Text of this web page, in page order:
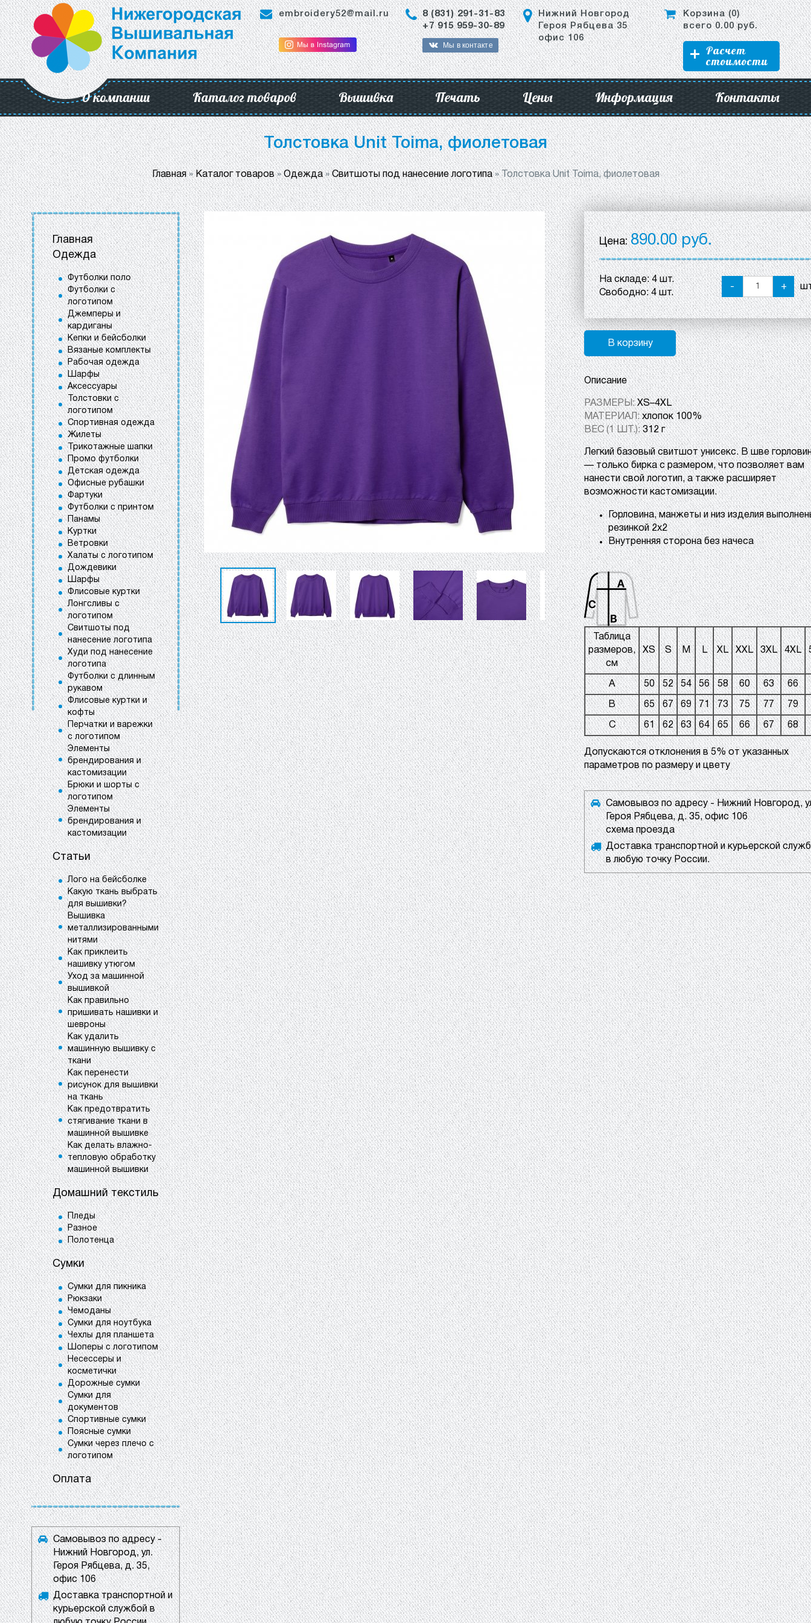
embroidery52@mail.ru
8 (831) 291-31-83
+7 915 959-30-89
Мы в контакте
Нижний Новгород
Героя Рябцева 35
офис 106
Корзина (0)
всего0.00руб.
Расчет
стоимости
О компании Каталог товаров Вышивка Печать Цены Информация Контакты
Толстовка Unit Toima, фиолетовая
Главная»Каталог товаров»Одежда»Свитшоты под нанесение логотипа»Толстовка Unit Toima, фиолетовая
Главная
Одежда
Футболки поло
Футболки с
логотипом
Джемперы и
кардиганы
Кепки и бейсболки
Вязаные комплекты
Рабочая одежда
Шарфы
Аксессуары
Толстовки с
логотипом
Спортивная одежда
Жилеты
Трикотажные шапки
Промо футболки
Детская одежда
Офисные рубашки
Фартуки
Футболки с принтом
Панамы
Куртки
Ветровки
Халаты с логотипом
Дождевики
Шарфы
Флисовые куртки
Лонгсливы с
логотипом
Свитшоты под
нанесение логотипа
Худи под нанесение
логотипа
Футболки с длинным
рукавом
Флисовые куртки и
кофты
Перчатки и варежки
с логотипом
Элементы
брендирования и
кастомизации
Брюки и шорты с
логотипом
Элементы
брендирования и
кастомизации
Статьи
Лого на бейсболке
Какую ткань выбрать
для вышивки?
Вышивка
металлизированными
нитями
Как приклеить
нашивку утюгом
Уход за машинной
вышивкой
Как правильно
пришивать нашивки и
шевроны
Как удалить
машинную вышивку с
ткани
Как перенести
рисунок для вышивки
на ткань
Как предотвратить
стягивание ткани в
машинной вышивке
Как делать влажно-
тепловую обработку
машинной вышивки
Домашний текстиль
Пледы
Разное
Полотенца
Сумки
Сумки для пикника
Рюкзаки
Чемоданы
Сумки для ноутбука
Чехлы для планшета
Шоперы с логотипом
Несессеры и
косметички
Дорожные сумки
Сумки для
документов
Спортивные сумки
Поясные сумки
Сумки через плечо с
логотипом
Оплата
Самовывоз по адресу -
Нижний Новгород, ул.
Героя Рябцева, д. 35,
офис 106
Доставка транспортной и
курьерской службой в
Цена:890.00 руб.
На складе:4 шт.
Свободно:4 шт.
- +
В корзину
Описание
РАЗМЕРЫ:XS–4XL
МАТЕРИАЛ:хлопок 100%
ВЕС (1 ШТ.):312 г
Легкий базовый свитшот унисекс. В шве
— только бирка с размером, что позволяет вам
нанести свой логотип, а также расширяет
возможности кастомизации.
Горловина, манжеты и низ изделия
резинкой 2х2
Внутренняя сторона без начеса
Таблица
размеров,
см
XS S M L XL XXL 3XL 4XL
A 50 52 54 56 58 60 63 66
B 65 67 69 71 73 75 77 79
C 61 62 63 64 65 66 67 68
Допускаются отклонения в 5% от указанных
параметров по размеру и цвету
Самовывоз по адресу - Нижний Новгород,
Героя Рябцева, д. 35, офис 106
схема проезда
Доставка транспортной и курьерской
в любую точку России.